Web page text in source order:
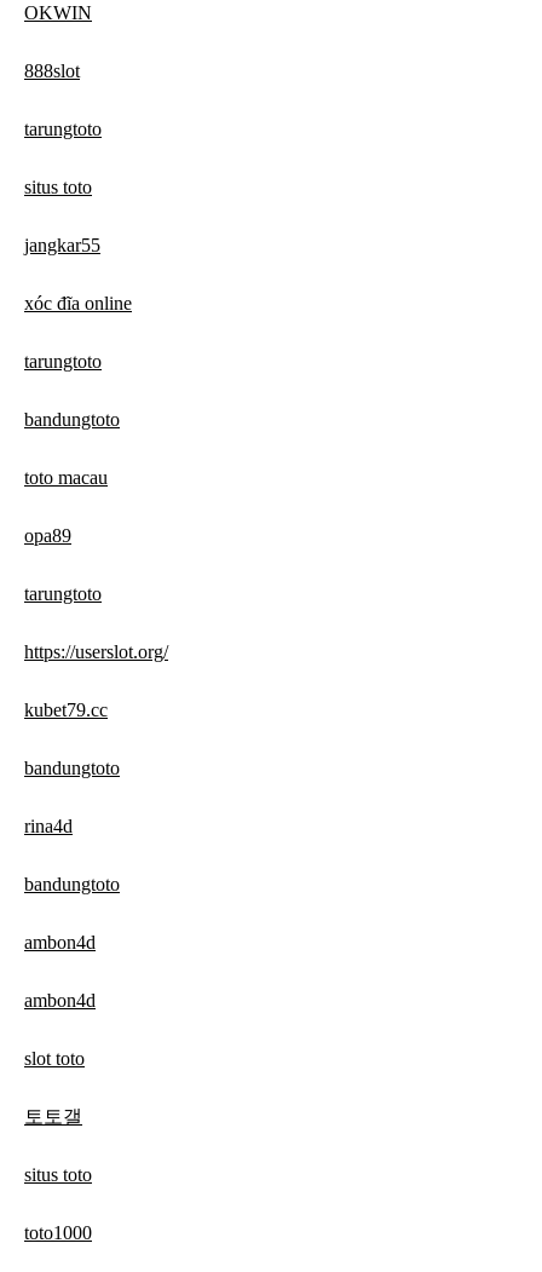
OKWIN
888slot
tarungtoto
situs toto
jangkar55
xóc đĩa online
tarungtoto
bandungtoto
toto macau
opa89
tarungtoto
https://userslot.org/
kubet79.cc
bandungtoto
rina4d
bandungtoto
ambon4d
ambon4d
slot toto
토토갤
situs toto
toto1000